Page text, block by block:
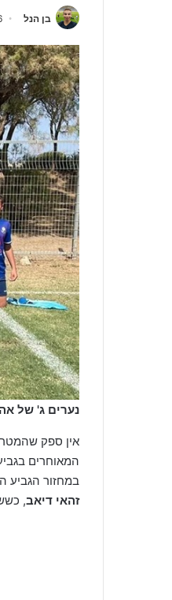
בן הנל 6
נערים ג' של
אין ספק
המאוחרים
במחזור הגביע
זהאי דיאב,